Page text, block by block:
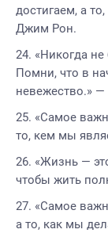
достигаем, а
Джим Рон.
«Никогда
Помни, что в
невежество.» —
«Самое
то, кем мы
«Жизнь —
чтобы жить
«Самое
а то, как мы